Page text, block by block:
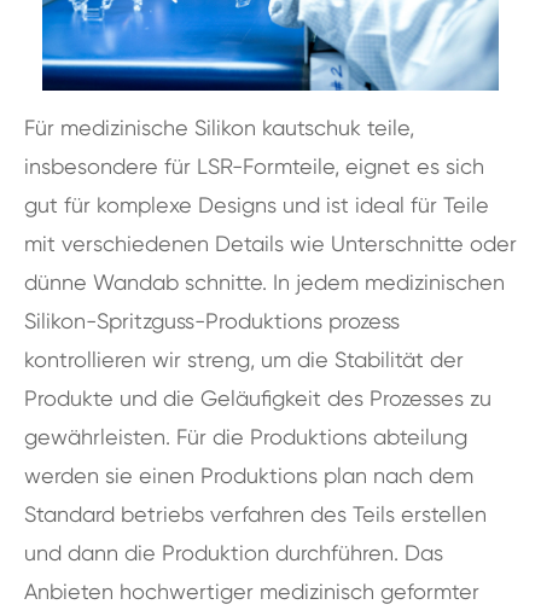
Für medizinische Silikon kautschuk teile,
insbesondere für LSR-Formteile, eignet es sich
gut für komplexe Designs und ist ideal für Teile
mit verschiedenen Details wie Unterschnitte oder
dünne Wandab schnitte. In jedem medizinischen
Silikon-Spritzguss-Produktions prozess
kontrollieren wir streng, um die Stabilität der
Produkte und die Geläufigkeit des Prozesses zu
gewährleisten. Für die Produktions abteilung
werden sie einen Produktions plan nach dem
Standard betriebs verfahren des Teils erstellen
und dann die Produktion durchführen. Das
Anbieten hochwertiger medizinisch geformter